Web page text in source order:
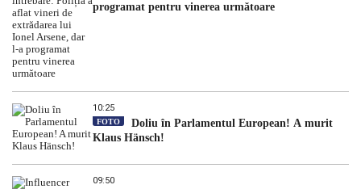
programat pentru vinerea următoare
10:25
FOTO
Doliu în Parlamentul European! A murit
Klaus Hänsch!
09:50